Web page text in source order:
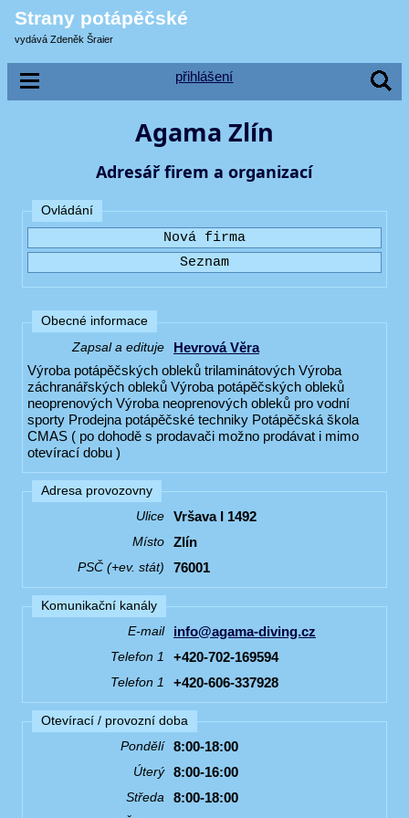
Strany potápěčské
vydává Zdeněk Šraier
přihlášení
Agama Zlín
Adresář firem a organizací
Ovládání
Obecné informace
Zapsal a edituje
Hevrová Věra
Výroba potápěčských obleků trilaminátových Výroba
záchranářských obleků Výroba potápěčských obleků
neoprenových Výroba neoprenových obleků pro vodní
sporty Prodejna potápěčské techniky Potápěčská škola
CMAS ( po dohodě s prodavači možno prodávat i mimo
otevírací dobu )
Adresa provozovny
Ulice
Vršava I 1492
Místo Zlín
PSČ (+ev. stát) 76001
Komunikační kanály
E-mail
info@agama-diving.cz
Telefon 1 +420-702-169594
Telefon 1 +420-606-337928
Otevírací / provozní doba
Pondělí
8:00-18:00
Úterý 8:00-16:00
Středa 8:00-18:00